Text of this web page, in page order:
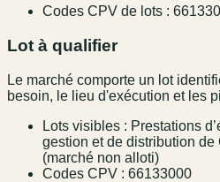
Codes CPV de lots :
Lot à qualifier
Le marché comporte un lot
besoin, le lieu d'exécution et les
Lots visibles : Prestations
gestion et de distribution
(marché non alloti)
Codes CPV : 66133000